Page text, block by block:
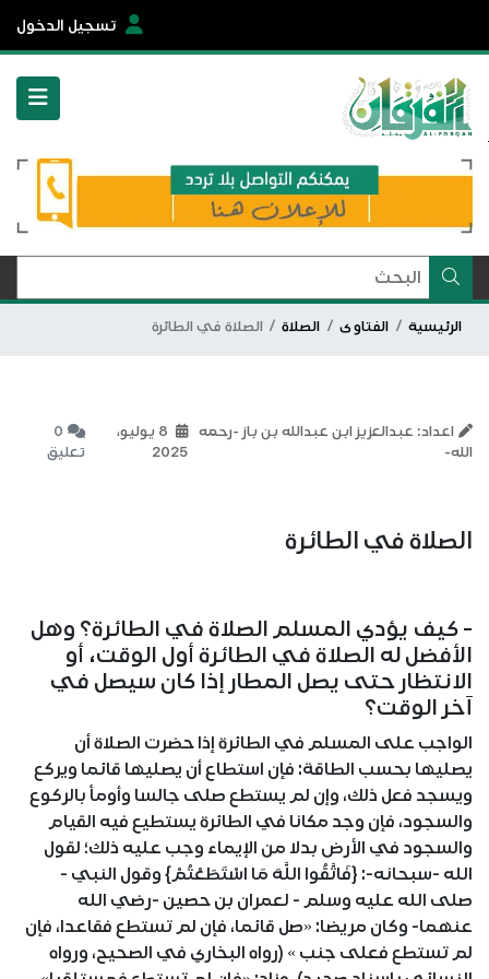
تسجيل الدخول
الرئيسية الفتاوى الصلاة الصلاة في الطائرة
اعداد: عبدالعزيز ابن عبدالله بن باز -رحمه
الله-
8 يوليو،
2025
0
تعليق
الصلاة في الطائرة
- كيف يؤدي المسلم الصلاة في الطائرة؟ وهل
الأفضل له الصلاة في الطائرة أول الوقت، أو
الانتظار حتى يصل المطار إذا كان سيصل في
آخر الوقت؟
الواجب على المسلم في الطائرة إذا حضرت الصلاة أن
يصليها بحسب الطاقة: فإن استطاع أن يصليها قائما ويركع
ويسجد فعل ذلك، وإن لم يستطع صلى جالسا وأومأ بالركوع
والسجود، فإن وجد مكانا في الطائرة يستطيع فيه القيام
والسجود في الأرض بدلا من الإيماء وجب عليه ذلك؛ لقول
الله -سبحانه-: {فَاتَّقُوا اللَّهَ مَا اسْتَطَعْتُمْ} وقول النبي -
صلى الله عليه وسلم - لعمران بن حصين -رضي الله
عنهما- وكان مريضا: «صل قائما، فإن لم تستطع فقاعدا، فإن
لم تستطع فعلى جنب » (رواه البخاري في الصحيح، ورواه